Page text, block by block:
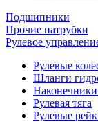
Подшипники
Прочие патрубки
Рулевое
Рулевые
Шланги
Рулевая тяга
Рулевые